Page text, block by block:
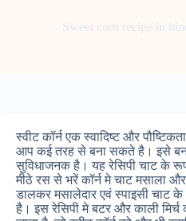
Sweet corn recipe in
स्वीट कॉर्न एक स्वादिष्ट और
आप कई तरह से बना सकते है। इसे
सुविधाजनक है। यह रेसिपी चाट के
मीठे रस से भरें कॉर्न मे चाट मसाला
डालकर मसालेदार एवं स्पाइसी चाट के
है। इस रेसिपी मे बटर और काली मिर्च